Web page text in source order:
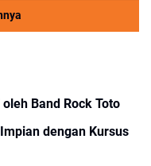
Band Rock Toto
dengan Kursus